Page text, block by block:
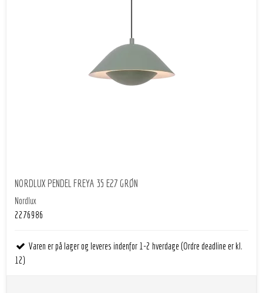
NORDLUX PENDEL FREYA 35 E27 GRØN
Nordlux
2276986
Varen er på lager og leveres indenfor 1-2 hverdage (Ordre deadline er kl.
12)